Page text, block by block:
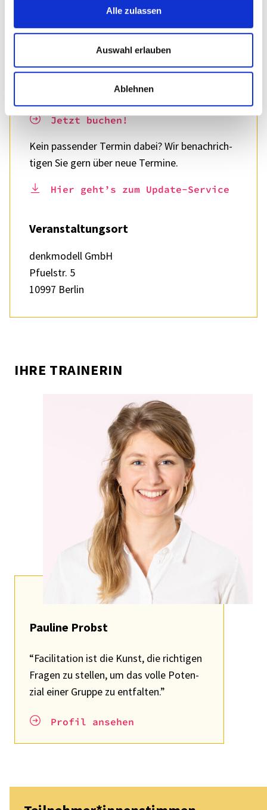
Alle zulassen
Auswahl erlauben
Ablehnen
Termin und Zeiten
30.10.2026 (09.00–13.00 Uhr)
: 12−0179−030
Jetzt buchen!
Kein passen­der Termin dabei? Wir benach­rich­
ti­gen Sie gern über neue Termine.
Hier geht’s zum Update-Service
Veran­stal­tungs­ort
denk­mo­dell GmbH
Pfuel­str. 5
10997 Berlin
IHRE TRAI­NE­RIN
Pauline Probst
“Faci­li­ta­tion ist die Kunst, die rich­ti­gen
Fragen zu stel­len, um das volle Poten­
zial einer Gruppe zu entfal­ten.”
Profil anse­hen